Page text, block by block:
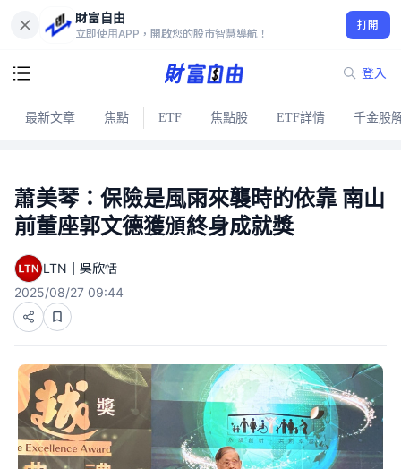
財富自由
立即使用APP，開啟您的股市智慧導航！
打開
登入
最新文章 焦點 ETF 焦點股 ETF詳情 千金股
蕭美琴：保險是風雨來襲時的依靠 南山
前董座郭文德獲頒終身成就獎
LTN｜吳欣恬
2025/08/27 09:44